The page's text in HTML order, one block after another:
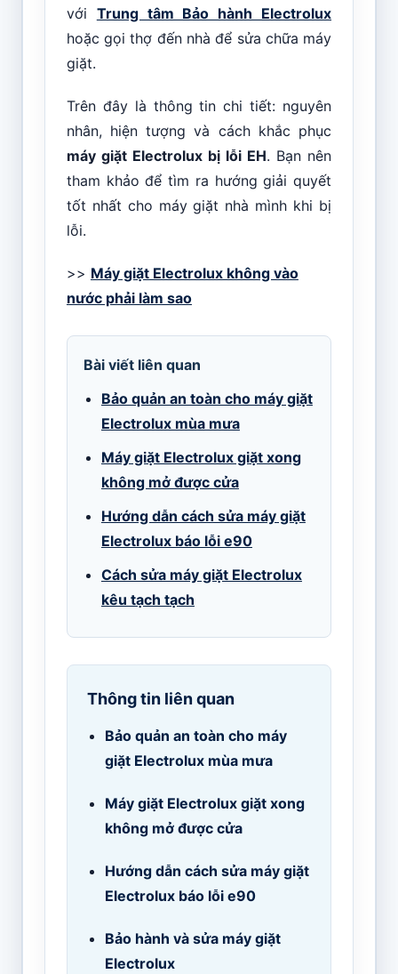
với Trung tâm Bảo hành Electrolux
hoặc gọi thợ đến nhà để sửa chữa máy
giặt.
Trên đây là thông tin chi tiết: nguyên
nhân, hiện tượng và cách khắc phục
máy giặt Electrolux bị lỗi EH. Bạn nên
tham khảo để tìm ra hướng giải quyết
tốt nhất cho máy giặt nhà mình khi bị
lỗi.
>> Máy giặt Electrolux không vào
nước phải làm sao
Bài viết liên quan
Bảo quản an toàn cho máy giặt
Electrolux mùa mưa
Máy giặt Electrolux giặt xong
không mở được cửa
Hướng dẫn cách sửa máy giặt
Electrolux báo lỗi e90
Cách sửa máy giặt Electrolux
kêu tạch tạch
Thông tin liên quan
Bảo quản an toàn cho máy
giặt Electrolux mùa mưa
Máy giặt Electrolux giặt xong
không mở được cửa
Hướng dẫn cách sửa máy giặt
Electrolux báo lỗi e90
Bảo hành và sửa máy giặt
Electrolux